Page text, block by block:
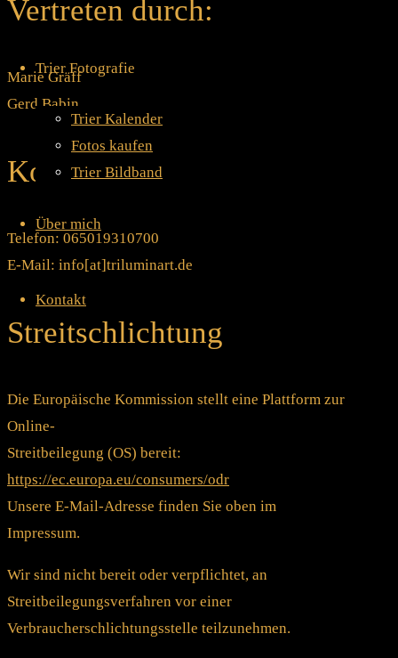
Trier Fotografie
Trier Kalender
Fotos kaufen
Trier Bildband
Über mich
Kontakt
Vertreten durch:
Marie Gräff
Gerd Babin
Kontakt:
Telefon: 065019310700
E-Mail: info[at]triluminart.de
Streitschlichtung
Die Europäische Kommission stellt eine Plattform zur
Online-
Streitbeilegung (OS) bereit:
https://ec.europa.eu/consumers/odr
Unsere E-Mail-Adresse finden Sie oben im
Impressum.
Wir sind nicht bereit oder verpflichtet, an
Streitbeilegungsverfahren vor einer
Verbraucherschlichtungsstelle teilzunehmen.